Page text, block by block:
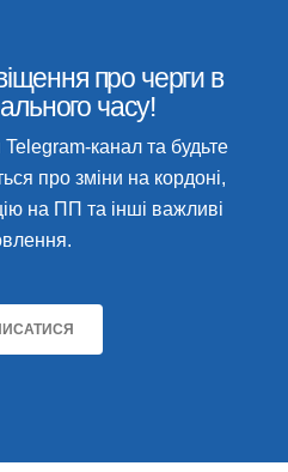
про черги в
часу!
канал та будьте
про зміни на кордоні,
на ПП та інші важливі